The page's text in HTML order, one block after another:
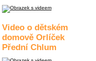
Video o dětském
domově Orlíček
Přední Chlum